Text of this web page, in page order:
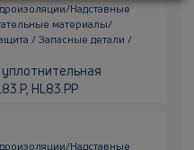
Надставные
материалы/
/ Запасные детали /
HL83.PP
Надставные